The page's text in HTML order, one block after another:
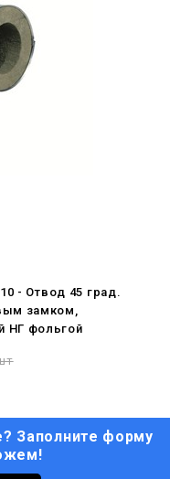
- Отвод 45 град.
замком,
НГ фольгой
Заполните форму